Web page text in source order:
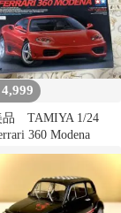
4,999
品 TAMIYA 1/24
360 Modena